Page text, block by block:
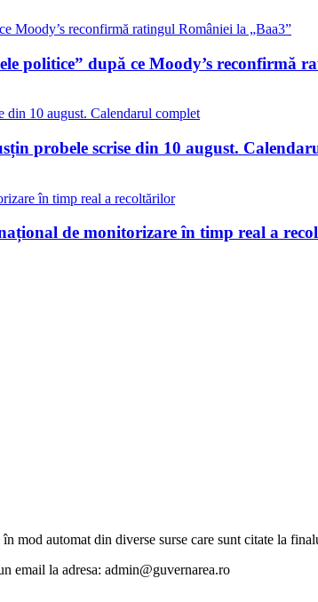
politice” după ce Moody’s reconfirmă
probele scrise din 10 august.
de monitorizare în timp real a
mod automat din diverse surse care sunt citate la
email la adresa: admin@guvernarea.ro